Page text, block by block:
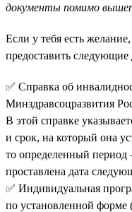
документы помимо
Если у тебя есть
предоставить
✅ Справка об
Минздравсоцразвития
В этой справке
и срок, на который она
то определенный
проставлена дата
✅ Индивидуальная
по установленной форме